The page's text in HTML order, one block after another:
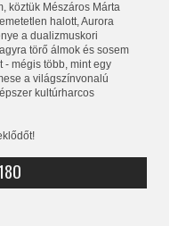
köztük Mészáros Márta
halott, Aurora
a dualizmuskori
törő álmok és sosem
- mégis több, mint egy
a világszínvonalú
kultúrharcos